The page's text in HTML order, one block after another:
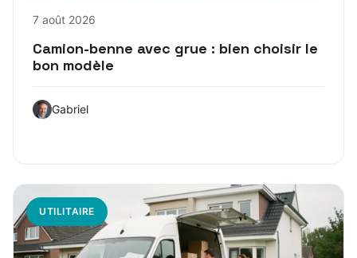
7 août 2026
Camion-benne avec grue : bien choisir le
bon modèle
Gabriel
UTILITAIRE